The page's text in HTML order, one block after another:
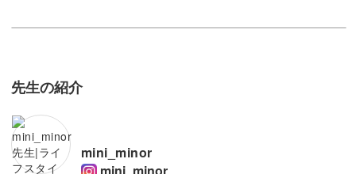
先生の紹介
mini_minor